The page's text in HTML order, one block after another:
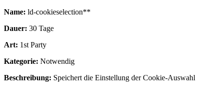
Name: ld-cookieselection**
Dauer: 30 Tage
Art: 1st Party
Kategorie: Notwendig
Beschreibung: Speichert die Einstellung der Cookie-Auswahl